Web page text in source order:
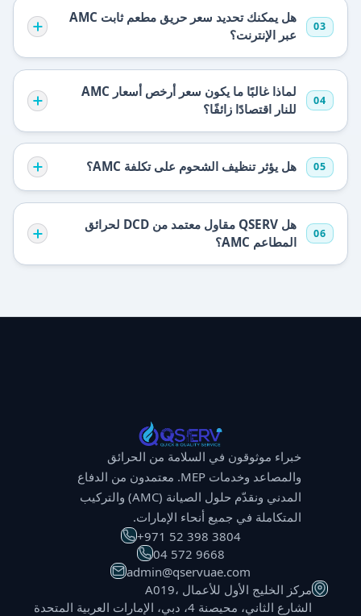
03
هل يمكنك تحديد سعر حريق مطعم ثابت AMC
عبر الإنترنت؟
04
لماذا غالبًا ما يكون سعر أرخص أسعار AMC
للنار اقتصادًا زائفًا؟
05 هل يؤثر تنظيف الشحوم على تكلفة AMC؟
06
هل QSERV مقاول معتمد من DCD لحرائق
المطاعم AMC؟
خبراء موثوقون في السلامة من الحرائق
والمصاعد وخدمات MEP. معتمدون من الدفاع
المدني ونقدّم حلول الصيانة (AMC) والتركيب
المتكاملة في جميع أنحاء الإمارات.
⁦+971 52 398 3804⁩
⁦04 572 9668⁩
admin@qservuae.com
A019، مركز الخليج الأول للأعمال
الشارع الثاني، محيصنة 4، دبي، الإمارات العربية المتحدة